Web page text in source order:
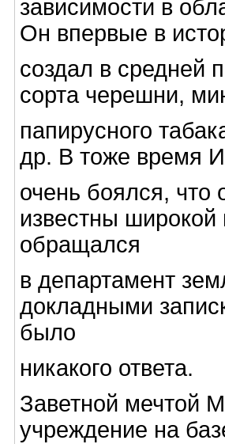
зависимости в
Он впервые в
создал в средней
сорта черешни,
папирусного
др. В тоже время
очень боялся, что
известны
обращался
в департамент
докладными
было
никакого ответа.
Заветной мечтой
учреждение на